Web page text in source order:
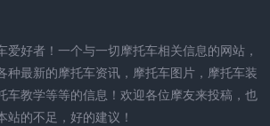
爱好者！一个与一切摩托车相关信息的网站，
种最新的摩托车资讯，摩托车图片，摩托车装
车教学等等的信息！欢迎各位摩友来投稿，也
的不足，好的建议！